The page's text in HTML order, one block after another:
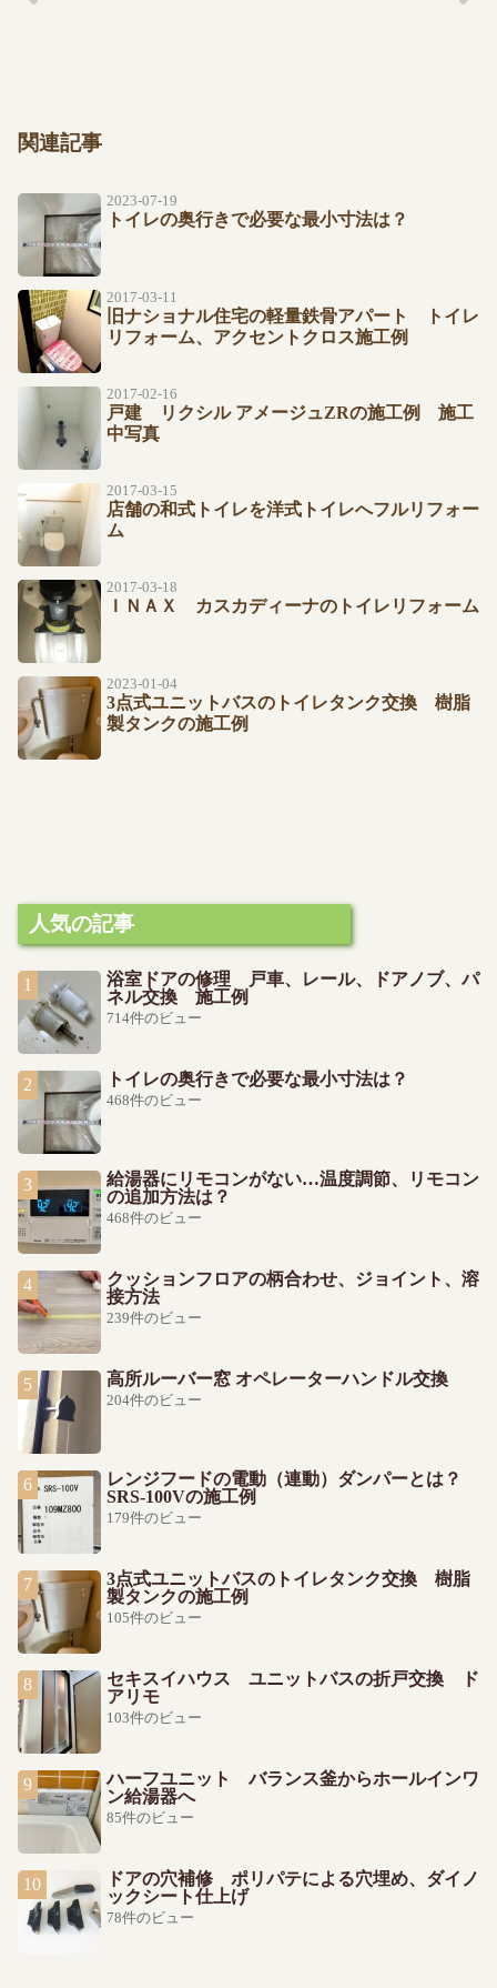
関連記事
2023-07-19
トイレの奥行きで必要な最小寸法は？
2017-03-11
旧ナショナル住宅の軽量鉄骨アパート トイレ
リフォーム、アクセントクロス施工例
2017-02-16
戸建 リクシル アメージュZRの施工例 施工
中写真
2017-03-15
店舗の和式トイレを洋式トイレへフルリフォー
ム
2017-03-18
ＩＮＡＸ カスカディーナのトイレリフォーム
2023-01-04
3点式ユニットバスのトイレタンク交換 樹脂
製タンクの施工例
人気の記事
浴室ドアの修理 戸車、レール、ドアノブ、パ
ネル交換 施工例
714件のビュー
トイレの奥行きで必要な最小寸法は？
468件のビュー
給湯器にリモコンがない…温度調節、リモコン
の追加方法は？
468件のビュー
クッションフロアの柄合わせ、ジョイント、溶
接方法
239件のビュー
高所ルーバー窓 オペレーターハンドル交換
204件のビュー
レンジフードの電動（連動）ダンパーとは？
SRS-100Vの施工例
179件のビュー
3点式ユニットバスのトイレタンク交換 樹脂
製タンクの施工例
105件のビュー
セキスイハウス ユニットバスの折戸交換 ド
アリモ
103件のビュー
ハーフユニット バランス釜からホールインワ
ン給湯器へ
85件のビュー
ドアの穴補修 ポリパテによる穴埋め、ダイノ
ックシート仕上げ
78件のビュー